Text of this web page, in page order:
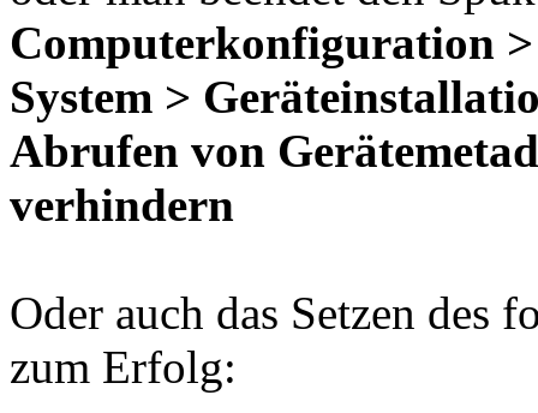
Computerkonfiguration
System >
Abrufen von
verhindern
Oder auch das Setzen des
zum Erfolg: